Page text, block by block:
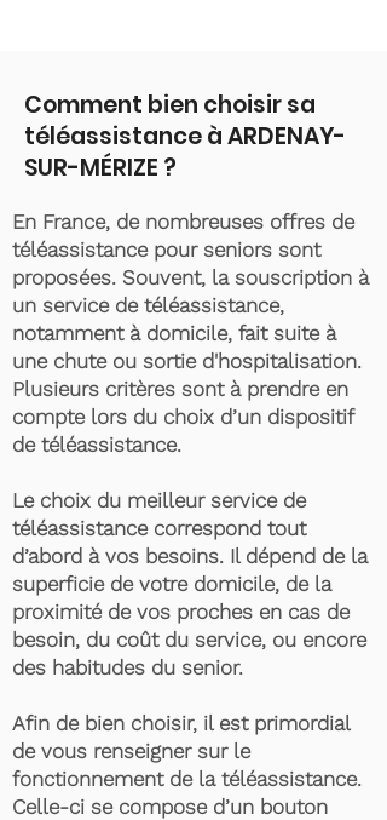
Comment bien choisir sa
téléassistance à ARDENAY-
SUR-MÉRIZE ?
En France, de nombreuses offres de
téléassistance pour seniors sont
proposées. Souvent, la souscription à
un service de téléassistance,
notamment à domicile, fait suite à
une chute ou sortie d'hospitalisation.
Plusieurs critères sont à prendre en
compte lors du choix d’un dispositif
de téléassistance.
Le choix du meilleur service de
téléassistance correspond tout
d’abord à vos besoins. Il dépend de la
superficie de votre domicile, de la
proximité de vos proches en cas de
besoin, du coût du service, ou encore
des habitudes du senior.
Afin de bien choisir, il est primordial
de vous renseigner sur le
fonctionnement de la téléassistance.
Celle-ci se compose d’un bouton